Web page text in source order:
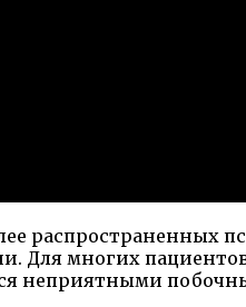
распространенных
Для многих
неприятными